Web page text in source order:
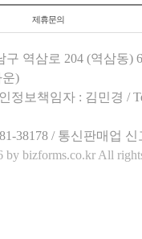
제휴문의
역삼로 204 (역삼동)
운)
정보책임자 : 김민경 /
38178 / 통신판매업
by bizforms.co.kr All